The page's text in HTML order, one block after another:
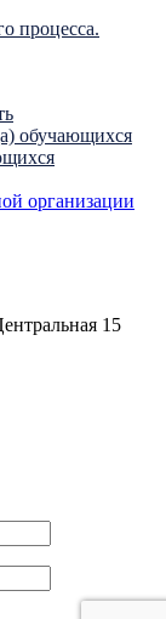
процесса.
обучающихся
организации
15